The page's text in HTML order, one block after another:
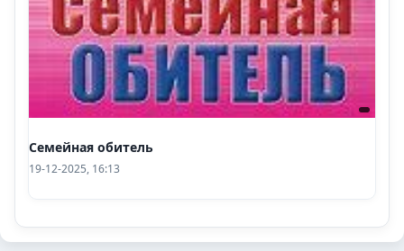
Семейная обитель
19-12-2025, 16:13